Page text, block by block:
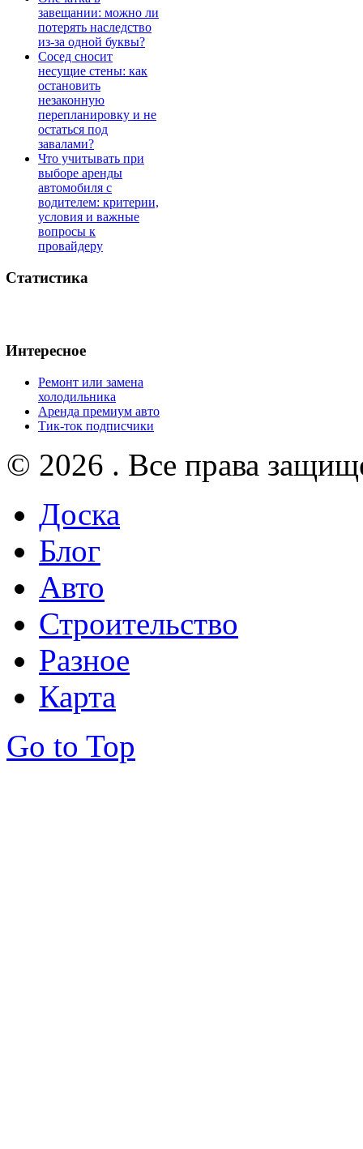
завещании: можно ли
потерять наследство
из-за одной буквы?
Сосед сносит
несущие стены: как
остановить
незаконную
перепланировку и не
остаться под
завалами?
Что учитывать при
выборе аренды
автомобиля с
водителем: критерии,
условия и важные
вопросы к
провайдеру
Статистика
Интересное
Ремонт или замена
холодильника
Аренда премиум авто
Тик-ток подписчики
© 2026 . Все права
Доска
Блог
Авто
Строительство
Разное
Карта
Go to Top